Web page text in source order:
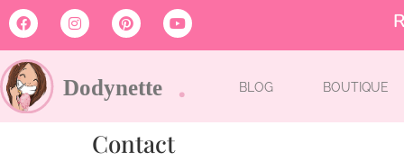
BLOG BOUTIQUE
Contact